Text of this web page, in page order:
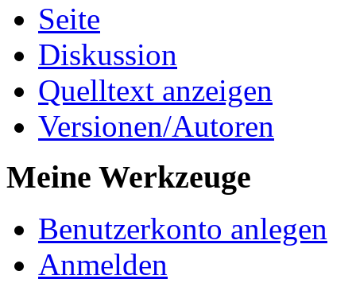
Seite
Diskussion
Quelltext anzeigen
Versionen/Autoren
Meine Werkzeuge
Benutzerkonto anlegen
Anmelden